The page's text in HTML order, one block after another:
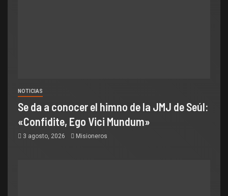
NOTICIAS
Se da a conocer el himno de la JMJ de Seúl:
«Confidite, Ego Vici Mundum»
3 agosto, 2026 Misioneros